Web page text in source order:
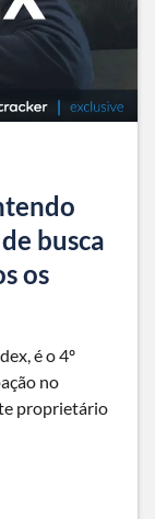
busca
os
é o 4º
no
proprietário